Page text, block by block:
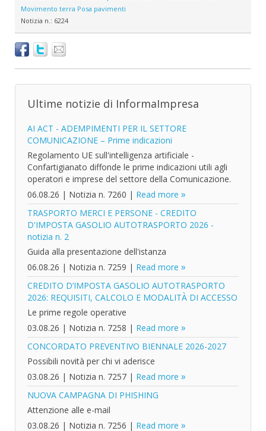
Movimento terra Posa pavimenti
Notizia n.: 6224
Ultime notizie di InformaImpresa
AI ACT - ADEMPIMENTI PER IL SETTORE
COMUNICAZIONE – Prime indicazioni
Regolamento UE sull'intelligenza artificiale -
Confartigianato diffonde le prime indicazioni utili agli
operatori e imprese del settore della Comunicazione.
06.08.26 | Notizia n. 7260 | Read more
TRASPORTO MERCI E PERSONE - CREDITO
D'IMPOSTA GASOLIO AUTOTRASPORTO 2026 -
notizia n. 2
Guida alla presentazione dell'istanza
06.08.26 | Notizia n. 7259 | Read more
CREDITO D’IMPOSTA GASOLIO AUTOTRASPORTO
2026: REQUISITI, CALCOLO E MODALITÀ DI ACCESSO
Le prime regole operative
03.08.26 | Notizia n. 7258 | Read more
CONCORDATO PREVENTIVO BIENNALE 2026-2027
Possibili novità per chi vi aderisce
03.08.26 | Notizia n. 7257 | Read more
NUOVA CAMPAGNA DI PHISHING
Attenzione alle e-mail
03.08.26 | Notizia n. 7256 | Read more